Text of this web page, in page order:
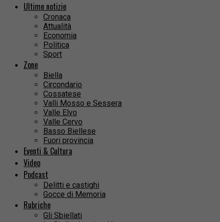
Ultime notizie
Cronaca
Attualità
Economia
Politica
Sport
Zone
Biella
Circondario
Cossatese
Valli Mosso e Sessera
Valle Elvo
Valle Cervo
Basso Biellese
Fuori provincia
Eventi & Cultura
Video
Podcast
Delitti e castighi
Gocce di Memoria
Rubriche
Gli Sbiellati